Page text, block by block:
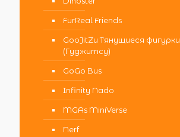
FurReal Friends
GooJitZu Тянущиеся фигурки
(Гуджитсу)
GoGo Bus
Infinity Nado
MGAs MiniVerse
Nerf